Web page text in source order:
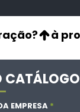
CATÁLOGO
EMPRESA